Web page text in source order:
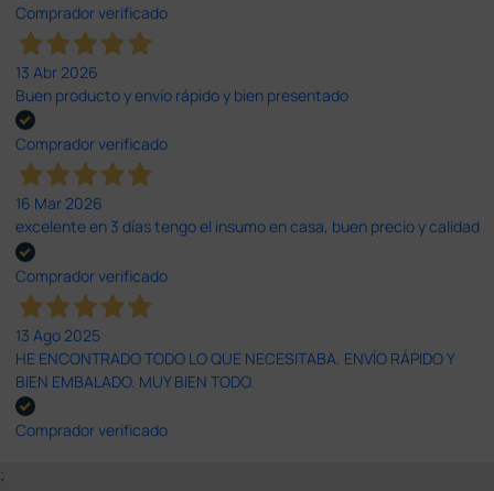
Comprador verificado
13 Abr 2026
Buen producto y envío rápido y bien presentado
Comprador verificado
16 Mar 2026
excelente en 3 días tengo el insumo en casa, buen precio y calidad
Comprador verificado
13 Ago 2025
HE ENCONTRADO TODO LO QUE NECESITABA. ENVÍO RÁPIDO Y
BIEN EMBALADO. MUY BIEN TODO.
Comprador verificado
;